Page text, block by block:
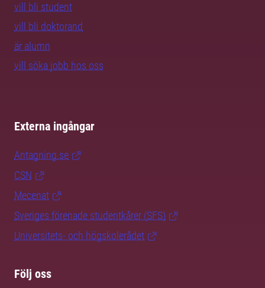
vill bli student
vill bli doktorand
är alumn
vill söka jobb hos oss
Externa ingångar
Antagning.se
CSN
Mecenat
Sveriges förenade studentkårer (SFS)
Universitets- och högskolerådet
Följ oss